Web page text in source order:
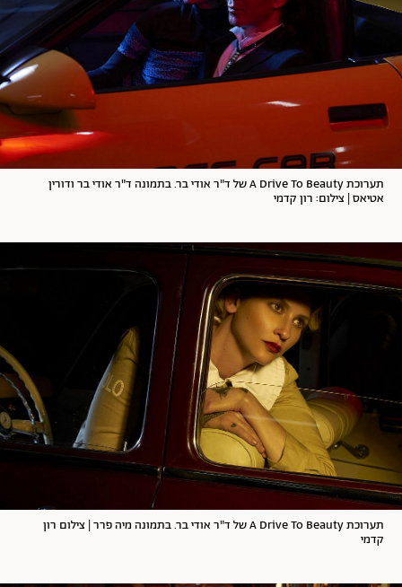
תערוכת A Drive To Beauty של ד"ר אודי בר. בתמונה ד"ר אודי בר ודורין
אטיאס | צילום: רון קדמי
תערוכת A Drive To Beauty של ד"ר אודי בר. בתמונה מיה פרר | צילום רון
קדמי